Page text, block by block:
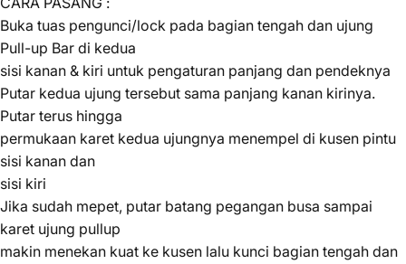
Buka tuas pengunci/lock pada bagian tengah dan ujung
Pull-up Bar di kedua
sisi kanan & kiri untuk pengaturan panjang dan pendeknya
Putar kedua ujung tersebut sama panjang kanan kirinya.
Putar terus hingga
permukaan karet kedua ujungnya menempel di kusen pintu
sisi kanan dan
sisi kiri
Jika sudah mepet, putar batang pegangan busa sampai
karet ujung pullup
makin menekan kuat ke kusen lalu kunci bagian tengah dan